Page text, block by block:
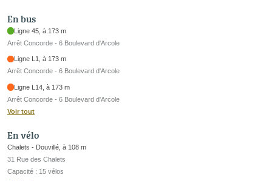
En bus
Ligne 45, à 173 m
Arrêt Concorde - 6 Boulevard d'Arcole
Ligne L1, à 173 m
Arrêt Concorde - 6 Boulevard d'Arcole
Ligne L14, à 173 m
Arrêt Concorde - 6 Boulevard d'Arcole
Voir tout
En vélo
Chalets - Douvillé, à 108 m
31 Rue des Chalets
Capacité : 15 vélos